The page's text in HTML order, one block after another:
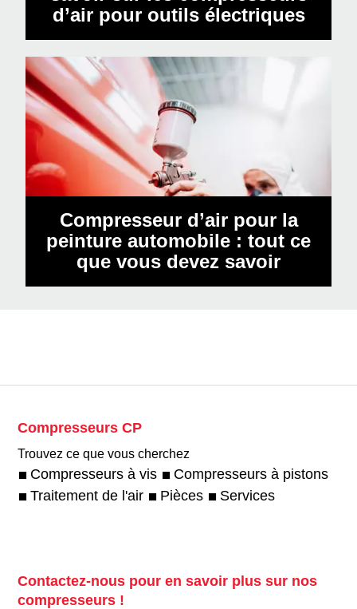
d’air pour outils électriques
Compresseur d’air pour la
peinture automobile : tout ce
que vous devez savoir
Compresseurs CP
Trouvez ce que vous cherchez
Compresseurs à vis
Compresseurs à pistons
Traitement de l'air
Pièces Services
Contactez-nous pour en savoir plus sur nos
compresseurs !